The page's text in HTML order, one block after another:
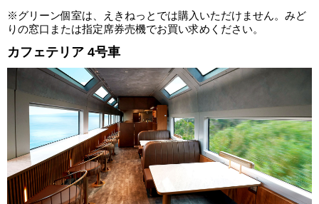
※グリーン個室は、えきねっとでは購入いただけません。みど
りの窓口または指定席券売機でお買い求めください。
カフェテリア 4号車